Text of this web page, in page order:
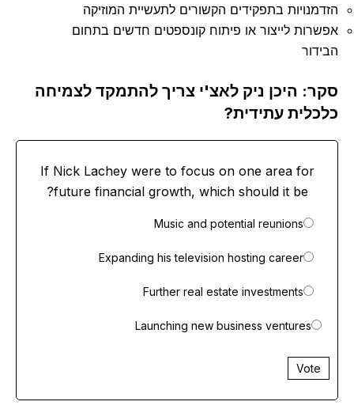
הזדמנויות בתפקידים הקשורים לתעשיית המוזיקה
אפשרות לייצור או פיתוח קונספטים חדשים בתחום
הבידור
סקר: היכן ניק לאצ'י צריך להתמקד לצמיחה
כלכלית עתידית?
If Nick Lachey were to focus on one area for
future financial growth, which should it be?
Music and potential reunions
Expanding his television hosting career
Further real estate investments
Launching new business ventures
Vote